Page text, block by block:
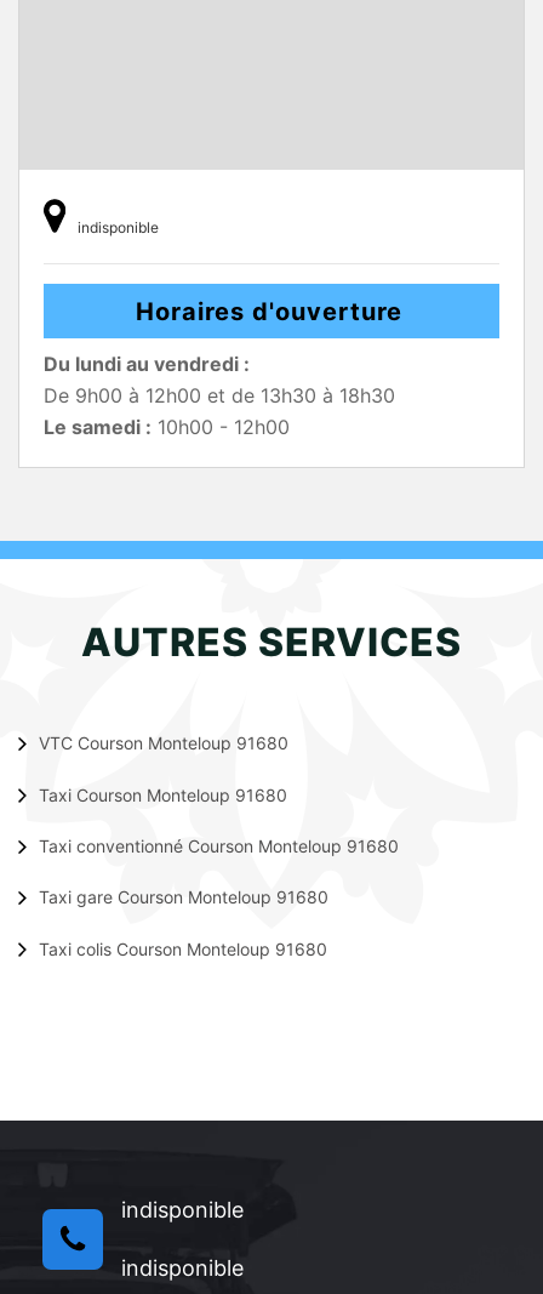
indisponible
Horaires d'ouverture
Du lundi au vendredi :
De 9h00 à 12h00 et de 13h30 à 18h30
Le samedi : 10h00 - 12h00
AUTRES SERVICES
VTC Courson Monteloup 91680
Taxi Courson Monteloup 91680
Taxi conventionné Courson Monteloup 91680
Taxi gare Courson Monteloup 91680
Taxi colis Courson Monteloup 91680
indisponible
indisponible